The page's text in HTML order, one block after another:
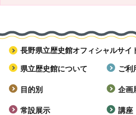
長野県立歴史館オフィシャルサイ
県立歴史館について ご利
目的別 企画
常設展示 講座